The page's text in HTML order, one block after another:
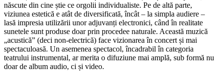
născute din cine știe ce orgolii individualiste. Pe de altă parte,
viziunea estetică e atât de diversificată, încât – la simpla audiere –
lasă impresia utilizării unor adjuvanți electronici, când în realitate
sunetele sunt produse doar prin procedee naturale. Această muzică
„acustică” (deci non-electrică) face vizionarea în concert și mai
spectaculoasă. Un asemenea spectacol, încadrabil în categoria
teatrului instrumental, ar merita o difuziune mai amplă, sub formă nu
doar de album audio, ci și video.